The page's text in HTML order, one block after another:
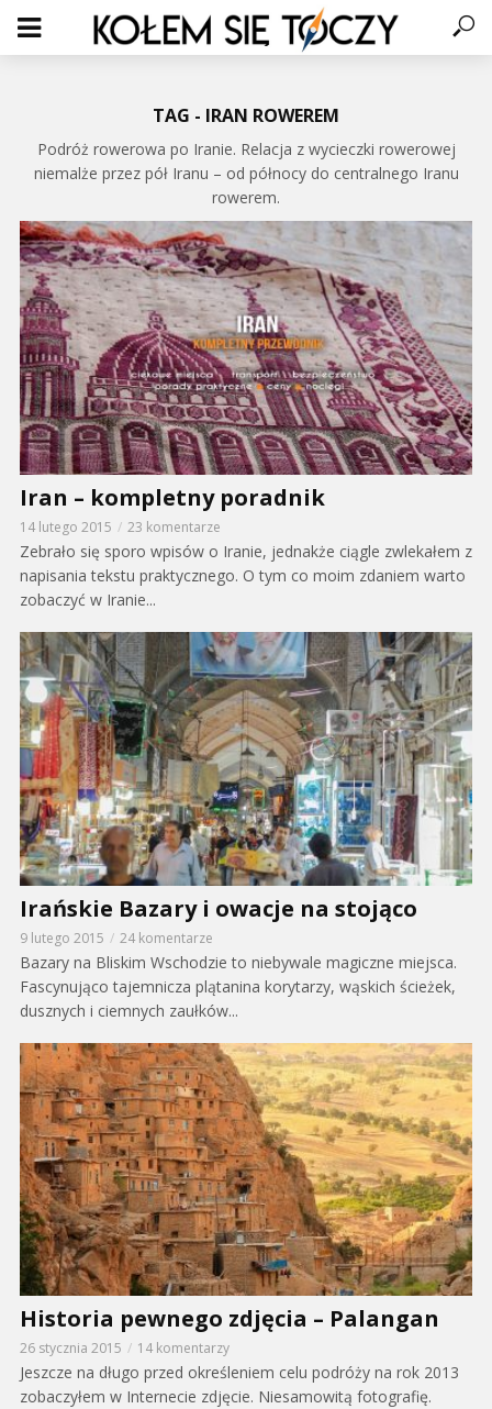
TAG - IRAN ROWEREM
Podróż rowerowa po Iranie. Relacja z wycieczki rowerowej
niemalże przez pół Iranu – od północy do centralnego Iranu
rowerem.
Iran – kompletny poradnik
14 lutego 2015 23 komentarze
Zebrało się sporo wpisów o Iranie, jednakże ciągle zwlekałem z
napisania tekstu praktycznego. O tym co moim zdaniem warto
zobaczyć w Iranie...
Irańskie Bazary i owacje na stojąco
9 lutego 2015 24 komentarze
Bazary na Bliskim Wschodzie to niebywale magiczne miejsca.
Fascynująco tajemnicza plątanina korytarzy, wąskich ścieżek,
dusznych i ciemnych zaułków...
Historia pewnego zdjęcia – Palangan
26 stycznia 2015 14 komentarzy
Jeszcze na długo przed określeniem celu podróży na rok 2013
zobaczyłem w Internecie zdjęcie. Niesamowitą fotografię.